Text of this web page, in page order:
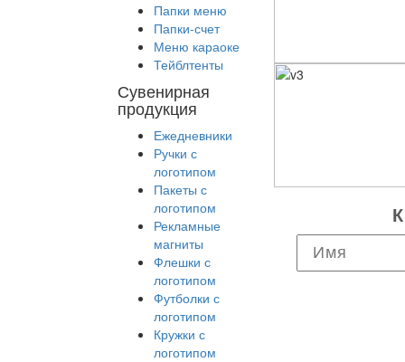
Папки меню
Папки-счет
Меню караоке
Тейблтенты
Сувенирная
продукция
Ежедневники
Ручки с
логотипом
Пакеты с
логотипом
Рекламные
магниты
Флешки с
логотипом
Футболки с
логотипом
Кружки с
логотипом